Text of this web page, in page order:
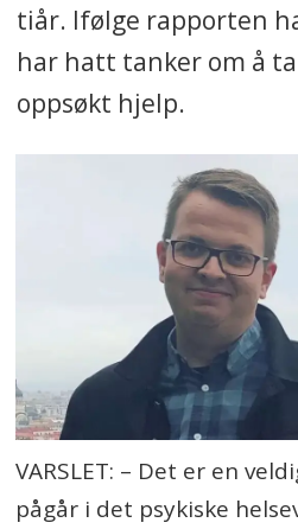
tiår. Ifølge rapporten
har hatt tanker om å
oppsøkt hjelp.
VARSLET: – Det er en
pågår i det psykiske